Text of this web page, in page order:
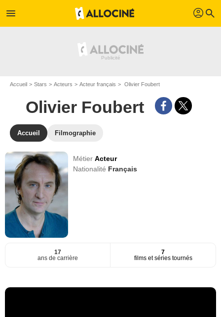
menu profil search
Accueil Stars Acteurs Acteur français Olivier Foubert
Olivier Foubert
Accueil Filmographie
MétierActeur
Nationalité Français
17
ans de carrière
7
films et séries tournés